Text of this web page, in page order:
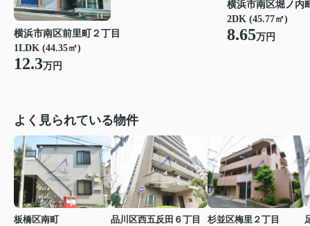
横浜市南区前里町２丁目
1LDK (44.35㎡)
12.3万円
横浜市南区堀ノ内
2DK (45.77㎡)
8.65万円
よく見られている物件
板橋区南町 品川区西五反田６丁目 杉並区梅里２丁目